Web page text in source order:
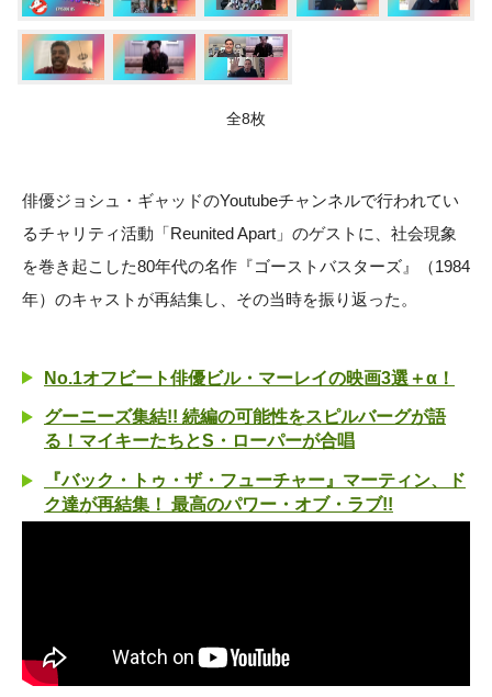
全8枚
俳優ジョシュ・ギャッドのYoutubeチャンネルで行われてい
るチャリティ活動「Reunited Apart」のゲストに、社会現象
を巻き起こした80年代の名作『ゴーストバスターズ』（1984
年）のキャストが再結集し、その当時を振り返った。
No.1オフビート俳優ビル・マーレイの映画3選＋α！
グーニーズ集結!! 続編の可能性をスピルバーグが語
る！マイキーたちとS・ローパーが合唱
『バック・トゥ・ザ・フューチャー』マーティン、ド
ク達が再結集！ 最高のパワー・オブ・ラブ!!